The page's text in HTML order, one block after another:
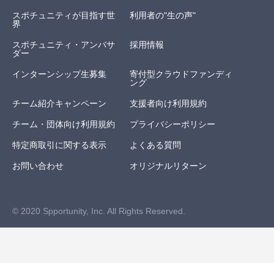
スポチュニティが目指す世
界
利用者の"生の声"
スポチュニティ・アンバサ
ダー
採用情報
インターンシップ生募集
寄付型クラウドファンディ
ング
チーム紹介キャンペーン 支援者向け利用規約
チーム・団体向け利用規約 プライバシーポリシー
特定商取引に関する表示 よくある質問
お問い合わせ オリジナルリターン
© 2020 Spportunity, Inc. All Rights Reserved.